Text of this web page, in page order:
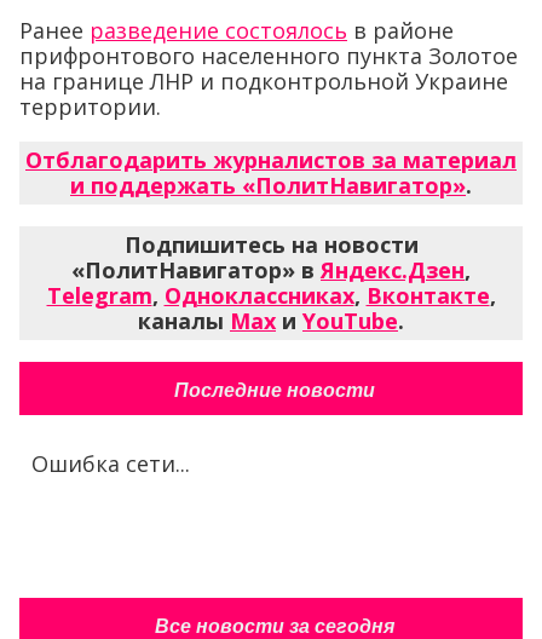
Ранее разведение состоялось в районе
прифронтового населенного пункта Золотое
на границе ЛНР и подконтрольной Украине
территории.
Отблагодарить журналистов за материал
и поддержать «ПолитНавигатор».
Подпишитесь на новости
«ПолитНавигатор» вЯндекс.Дзен,
Telegram, Одноклассниках, Вконтакте,
каналы Max и YouTube.
Последние новости
Ошибка сети...
Все новости за сегодня